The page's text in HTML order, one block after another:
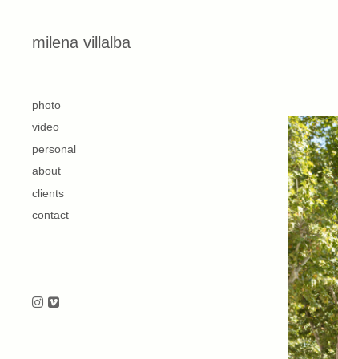
milena villalba
photo
video
personal
about
clients
contact
Follow us on Instagram